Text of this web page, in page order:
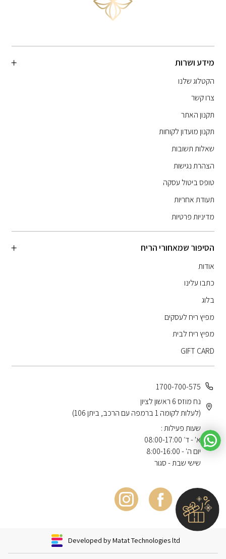
מידע ושרות
הקטלוג שלנו
צרו קשר
תקנון האתר
תקנון מועדון לקוחות
שאלות תשובות
הצהרת נגישות
טופס ביטול עסקה
תעודת אחריות
מדיניות פרטיות
הסיפור שמאחורי הריח
אודות
כתבו עלינו
בלוג
מפיץ ריח לעסקים
מפיץ ריח לבית
GIFT CARD
1700-700-575
נח מוזס 6 ראשון לציון
(לעלות לקומה 1 ברמפה עם הרכב, ביתן 106)
שעות פעילות :
א' - ד׳ 08:00-17:00
יום ה' - 8:00-16:00
שישי שבת - סגור
Developed by Matat Technologies ltd